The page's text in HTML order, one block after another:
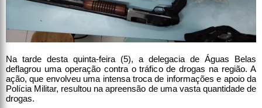
Na tarde desta quinta-feira (5), a delegacia de Águas Belas
deflagrou uma operação contra o tráfico de drogas na região. A
ação, que envolveu uma intensa troca de informações e apoio da
Polícia Militar, resultou na apreensão de uma vasta quantidade de
drogas.